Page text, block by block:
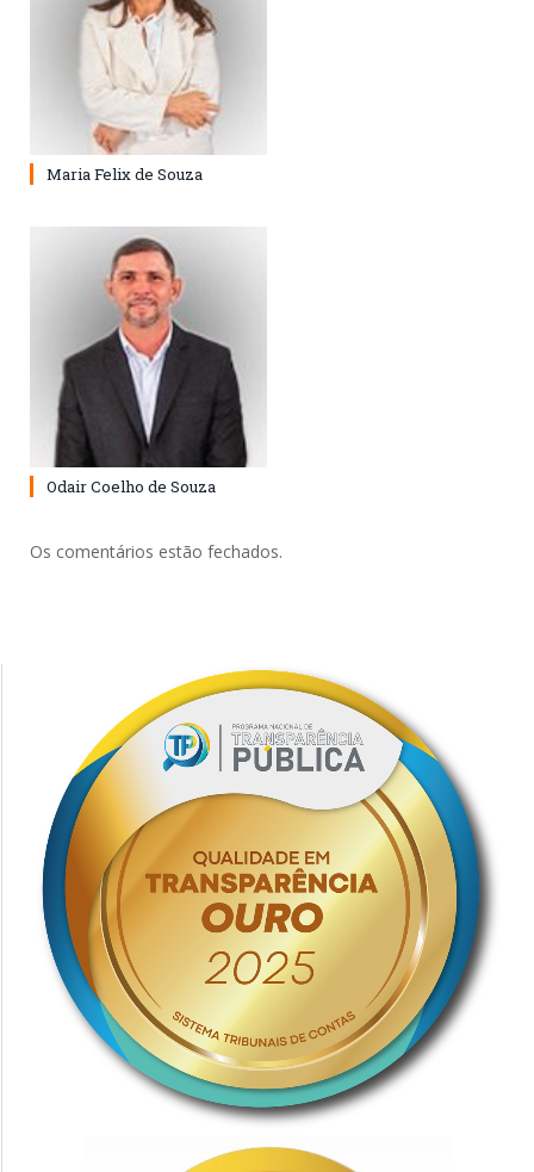
Maria Felix de Souza
Odair Coelho de Souza
Os comentários estão fechados.